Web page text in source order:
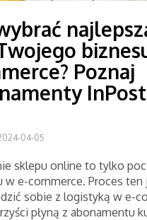
Poznaj
04-05
sklepu online to tylko
w e-commerce. Proces ten
sobie z logistyką w e-
płyną z abonamentu